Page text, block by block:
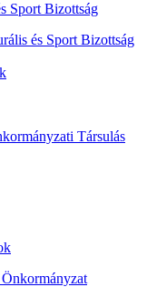
Sport Bizottság
és Sport Bizottság
Társulás